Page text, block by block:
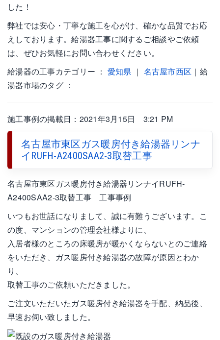
した！
弊社では安心・丁寧な施工を心がけ、確かな品質でお応
えしております。給湯器工事に関するご相談やご依頼
は、ぜひお気軽にお問い合わせください。
給湯器の工事カテゴリー ： 愛知県 ｜ 名古屋市西区 ｜給
湯器市場のタグ ：
施工事例の掲載日：2021年3月15日 3:21 PM
名古屋市東区ガス暖房付き給湯器リンナ
イRUFH-A2400SAA2-3取替工事
名古屋市東区ガス暖房付き給湯器リンナイRUFH-
A2400SAA2-3取替工事 工事事例
いつもお世話になりまして、誠に有難うございます。こ
の度、マンションの管理会社様よりに、
入居者様のところの床暖房が暖かくならないとのご連絡
をいただき、ガス暖房付き給湯器の故障が原因とわか
り、
取替工事のご依頼いただきました。
ご注文いただいたガス暖房付き給湯器を手配、納品後、
早速お伺い致しました。